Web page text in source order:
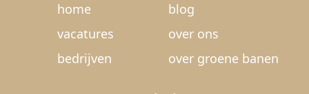
home
vacatures
bedrijven
blog
over ons
over groene banen